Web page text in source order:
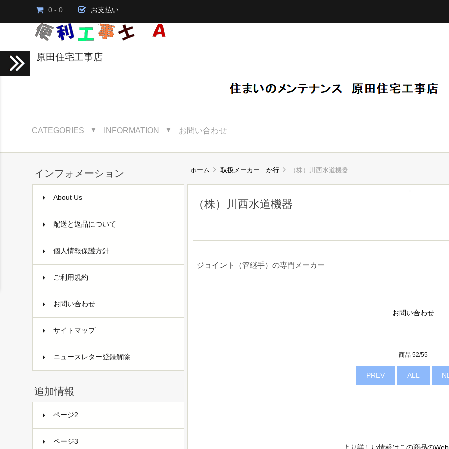
0 - 0 お支払い
原田住宅工事店
CATEGORIES ▼ INFORMATION ▼ お問い合わせ
インフォメーション
About Us
配送と返品について
個人情報保護方針
ご利用規約
お問い合わせ
サイトマップ
ニュースレター登録解除
追加情報
ページ2
ページ3
ホーム 取扱メーカー か行 （株）川西水道機器
（株）川西水道機器
ジョイント（管継手）の専門メーカー
お問い合わせ
商品 52/55
PREV ALL